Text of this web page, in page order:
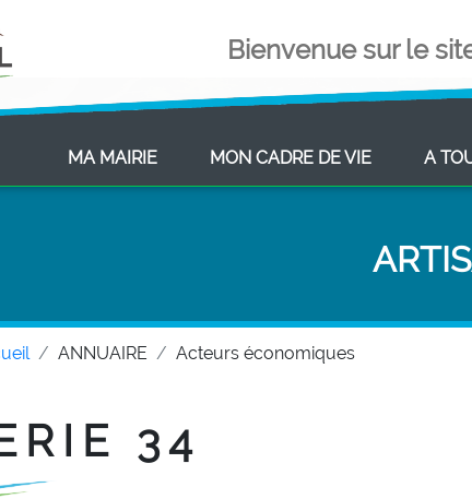
Bienvenue sur le
MA MAIRIE(CURRENT)MON CADRE DE VIE(CURRENT)
A
ANNUAIRE Acteurs économiques
34